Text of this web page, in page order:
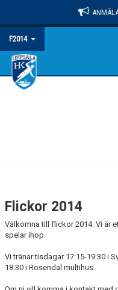
F2014
HEM
KONTAKT
Flickor 2014
Välkomna till flickor 2014. Vi är
spelar ihop.
Vi tränar tisdagar 17:15-19:30 i
18.30 i Rosendal multihus.